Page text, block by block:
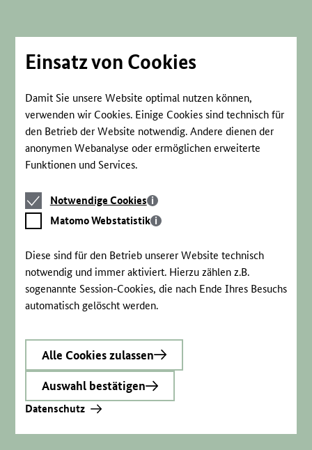
Einsatz von Cookies
Damit Sie unsere Website optimal nutzen können,
verwenden wir Cookies. Einige Cookies sind technisch für
den Betrieb der Website notwendig. Andere dienen der
anonymen Webanalyse oder ermöglichen erweiterte
Funktionen und Services.
Notwendige
Cookies
Notwendige Cookies
Matomo
Webstatistik
Matomo Webstatistik
Diese sind für den Betrieb unserer Website technisch
notwendig und immer aktiviert. Hierzu zählen z.B.
sogenannte Session-Cookies, die nach Ende Ihres Besuchs
automatisch gelöscht werden.
Alle Cookies zulassen
Auswahl bestätigen
Datenschutz